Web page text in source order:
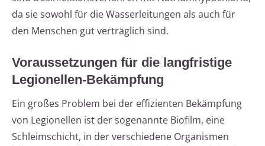
da sie sowohl für die Wasserleitungen als auch für
den Menschen gut verträglich sind.
Voraussetzungen für die langfristige
Legionellen-Bekämpfung
Ein großes Problem bei der effizienten Bekämpfung
von Legionellen ist der sogenannte Biofilm, eine
Schleimschicht, in der verschiedene Organismen